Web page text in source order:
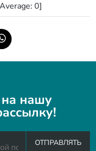
Average: 0]
нашу
ОТПРАВЛЯТЬ